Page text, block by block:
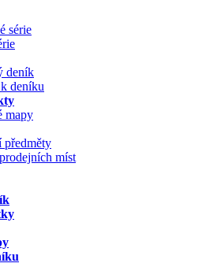
série
deník
deníku
mapy
předměty
míst